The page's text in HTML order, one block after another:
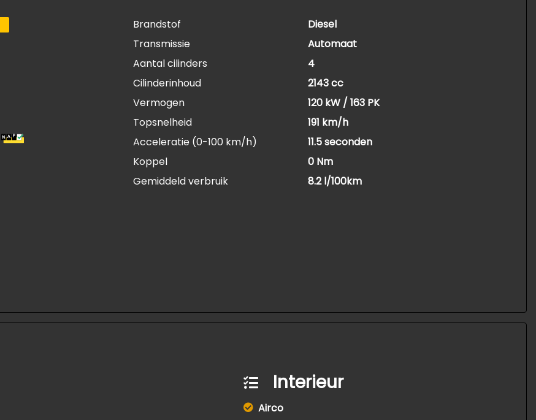
Brandstof
Diesel
Transmissie
Automaat
Aantal cilinders
4
Cilinderinhoud
2143 cc
Vermogen
120 kW / 163 PK
Topsnelheid
191 km/h
Acceleratie (0-100 km/h)
11.5 seconden
Koppel
0 Nm
Gemiddeld verbruik
8.2 l/100km
Interieur
Airco